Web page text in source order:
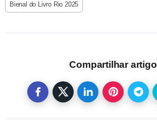
Bienal do Livro Rio 2025
Compartilhar artigo